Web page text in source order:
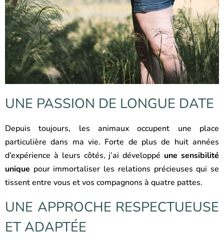
UNE PASSION DE LONGUE DATE
Depuis toujours, les animaux occupent une place
particulière dans ma vie. Forte de plus de huit années
d’expérience à leurs côtés, j’ai développé une sensibilité
unique pour immortaliser les relations précieuses qui se
tissent entre vous et vos compagnons à quatre pattes.
UNE APPROCHE RESPECTUEUSE
ET ADAPTÉE